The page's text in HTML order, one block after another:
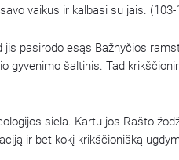
vaikus ir kalbasi su jais. (103-
pasirodo esąs Bažnyčios
gyvenimo šaltinis. Tad
siela. Kartu jos Rašto
ir bet kokį krikščionišką